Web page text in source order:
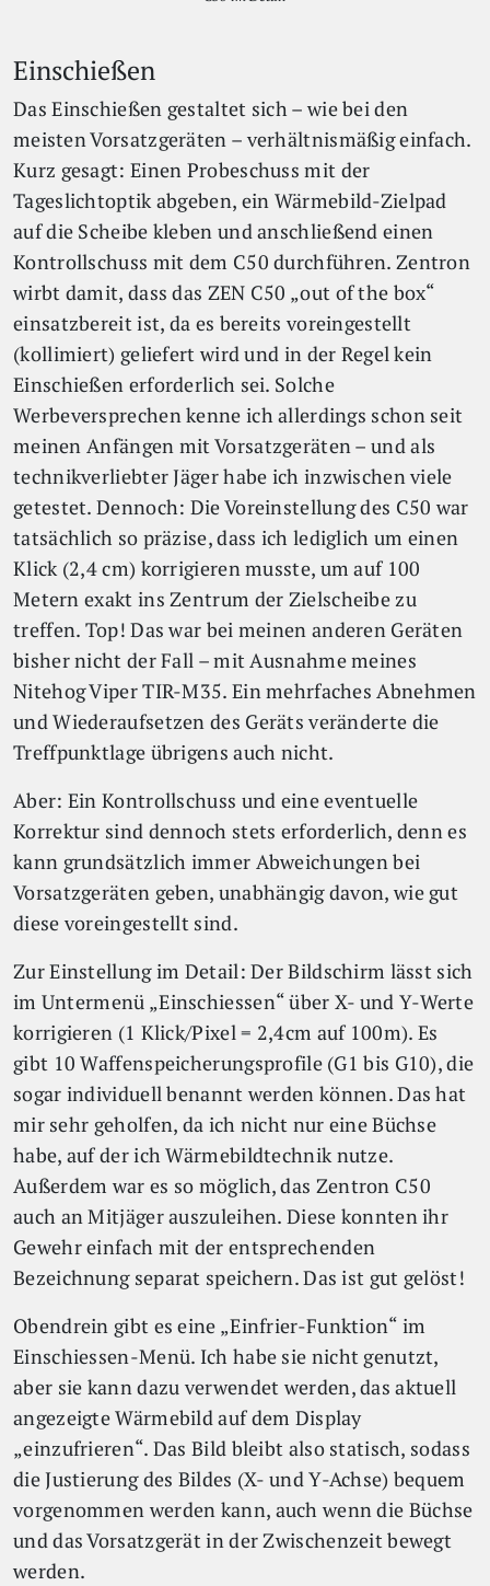
Einschießen
Das Einschießen gestaltet sich – wie bei den
meisten Vorsatzgeräten – verhältnismäßig einfach.
Kurz gesagt: Einen Probeschuss mit der
Tageslichtoptik abgeben, ein Wärmebild-Zielpad
auf die Scheibe kleben und anschließend einen
Kontrollschuss mit dem C50 durchführen. Zentron
wirbt damit, dass das ZEN C50 „out of the box“
einsatzbereit ist, da es bereits voreingestellt
(kollimiert) geliefert wird und in der Regel kein
Einschießen erforderlich sei. Solche
Werbeversprechen kenne ich allerdings schon seit
meinen Anfängen mit Vorsatzgeräten – und als
technikverliebter Jäger habe ich inzwischen viele
getestet. Dennoch: Die Voreinstellung des C50 war
tatsächlich so präzise, dass ich lediglich um einen
Klick (2,4 cm) korrigieren musste, um auf 100
Metern exakt ins Zentrum der Zielscheibe zu
treffen. Top! Das war bei meinen anderen Geräten
bisher nicht der Fall – mit Ausnahme meines
Nitehog Viper TIR-M35. Ein mehrfaches Abnehmen
und Wiederaufsetzen des Geräts veränderte die
Treffpunktlage übrigens auch nicht.
Aber: Ein Kontrollschuss und eine eventuelle
Korrektur sind dennoch stets erforderlich, denn es
kann grundsätzlich immer Abweichungen bei
Vorsatzgeräten geben, unabhängig davon, wie gut
diese voreingestellt sind.
Zur Einstellung im Detail: Der Bildschirm lässt sich
im Untermenü „Einschiessen“ über X- und Y-Werte
korrigieren (1 Klick/Pixel = 2,4cm auf 100m). Es
gibt 10 Waffenspeicherungsprofile (G1 bis G10), die
sogar individuell benannt werden können. Das hat
mir sehr geholfen, da ich nicht nur eine Büchse
habe, auf der ich Wärmebildtechnik nutze.
Außerdem war es so möglich, das Zentron C50
auch an Mitjäger auszuleihen. Diese konnten ihr
Gewehr einfach mit der entsprechenden
Bezeichnung separat speichern. Das ist gut gelöst!
Obendrein gibt es eine „Einfrier-Funktion“ im
Einschiessen-Menü. Ich habe sie nicht genutzt,
aber sie kann dazu verwendet werden, das aktuell
angezeigte Wärmebild auf dem Display
„einzufrieren“. Das Bild bleibt also statisch, sodass
die Justierung des Bildes (X- und Y-Achse) bequem
vorgenommen werden kann, auch wenn die Büchse
und das Vorsatzgerät in der Zwischenzeit bewegt
werden.